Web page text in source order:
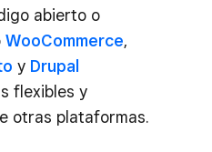
abierto o
WooCommerce,
y Drupal
flexibles y
otras plataformas.